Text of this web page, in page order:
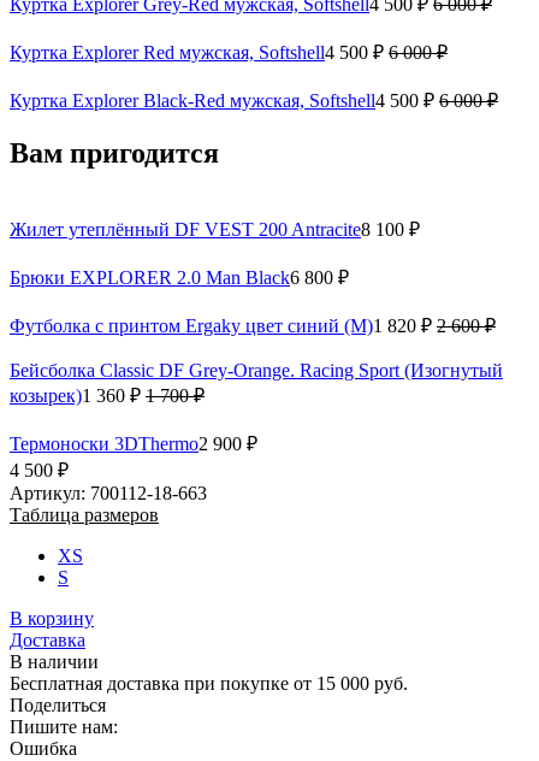
Куртка Explorer Grey-Red мужская, Softshell 4 500 ₽ 6 000 ₽
Куртка Explorer Red мужская, Softshell4 500 ₽ 6 000 ₽
Куртка Explorer Black-Red мужская, Softshell4 500 ₽ 6 000 ₽
Вам пригодится
Жилет утеплённый DF VEST 200 Antracite8 100 ₽
Брюки EXPLORER 2.0 Man Black6 800 ₽
Футболка с принтом Ergaky цвет синий (M)1 820 ₽ 2 600 ₽
Бейсболка Classic DF Grey-Orange. Racing Sport (Изогнутый
козырек)1 360 ₽ 1 700 ₽
Термоноски 3DThermo2 900 ₽
4 500 ₽
Артикул: 700112-18-663
Таблица размеров
XS
S
В корзину
Доставка
В наличии
Бесплатная доставка при покупке от 15 000 руб.
Поделиться
Пишите нам:
Ошибка